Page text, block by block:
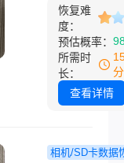
数据恢复sd
恢复问题，
们具体来了
吧。
的方法！
演着至关重
色。它存储
精心拍摄的
记录着生活
点滴滴。然
会不小心删
恢复难
度：
预估概率：
所需时
长：
查看详情
相机/SD卡数据